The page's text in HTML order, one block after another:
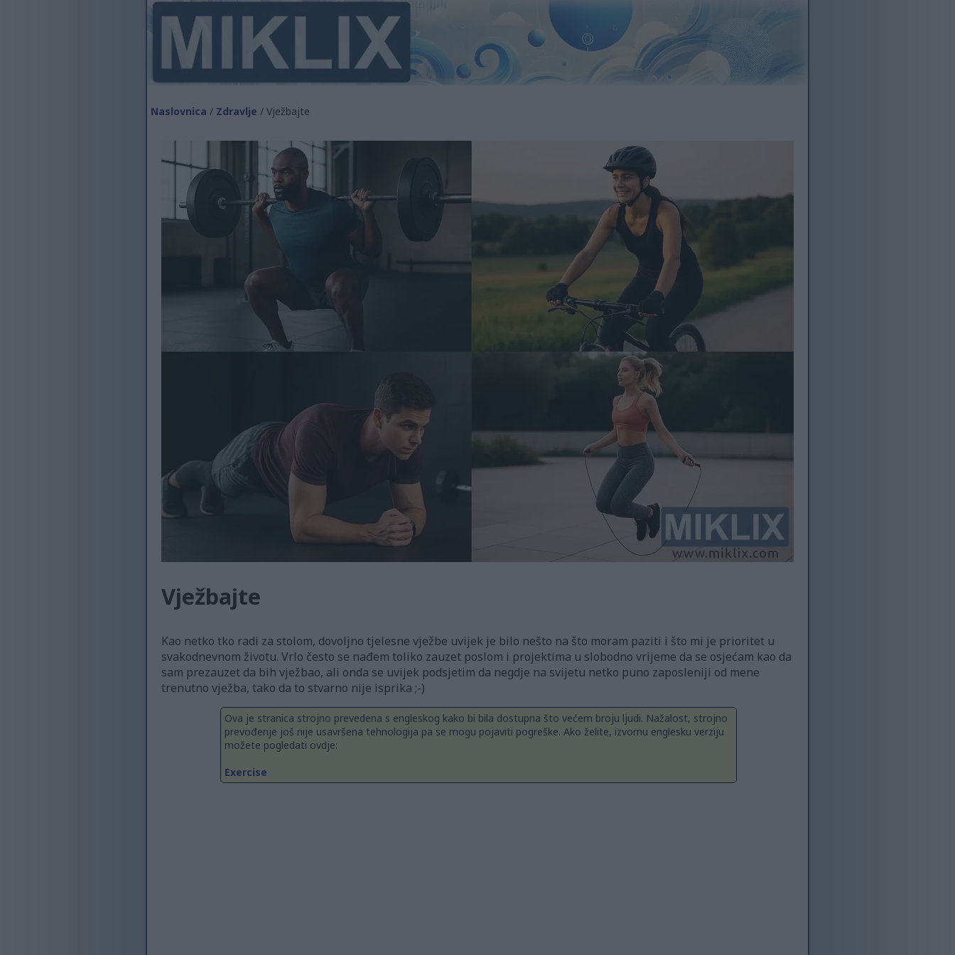
Naslovnica / Zdravlje / Vježbajte
Vježbajte
Kao netko tko radi za stolom, dovoljno tjelesne vježbe uvijek je bilo nešto na što moram paziti i što mi je prioritet u
svakodnevnom životu. Vrlo često se nađem toliko zauzet poslom i projektima u slobodno vrijeme da se osjećam kao da
sam prezauzet da bih vježbao, ali onda se uvijek podsjetim da negdje na svijetu netko puno zaposleniji od mene
trenutno vježba, tako da to stvarno nije isprika ;-)
Ova je stranica strojno prevedena s engleskog kako bi bila dostupna što većem broju ljudi. Nažalost, strojno
prevođenje još nije usavršena tehnologija pa se mogu pojaviti pogreške. Ako želite, izvornu englesku verziju
možete pogledati ovdje:
Exercise